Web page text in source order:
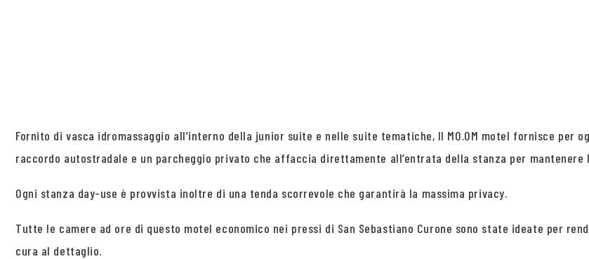
Fornito di vasca idromassaggio all’interno della junior suite e nelle suite tematiche, Il MO.OM motel fornisce per
raccordo autostradale e un parcheggio privato che affaccia direttamente all’entrata della stanza per mantenere
Ogni stanza day-use è provvista inoltre di una tenda scorrevole che garantirà la massima privacy.
Tutte le camere ad ore di questo motel economico nei pressi di San Sebastiano Curone sono state ideate per
cura al dettaglio.